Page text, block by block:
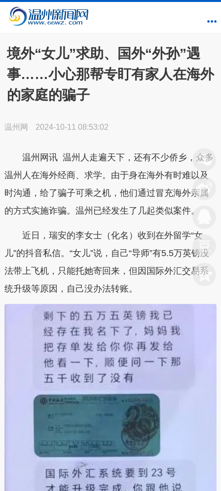
境外“女儿”求助、国外“外孙”遇
事……小心那帮专盯有家人在海外
的家庭的骗子
温州网 2024-10-11 08:53:02
温州网讯 温州人走遍天下，还有不少侨乡，众多
温州人在海外经商、求学。由于身在海外有时难以及
时沟通，给了骗子可乘之机，他们通过冒充海外亲属
的方式实施诈骗。温州已经发生了几起类似案件。
近日，瑞安的李女士（化名）收到在外留学“女
儿”的抖音私信。“女儿”说，自己“导师”有5.5万英镑没
法带上飞机，只能托她寄回来，但因国际外汇交易系
统升级等原因，自己没办法转账。